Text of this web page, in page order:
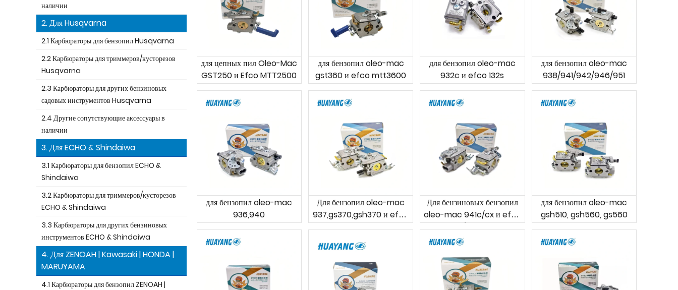
наличии
2. Для Husqvarna
2.1 Карбюраторы для бензопил Husqvarna
2.2 Карбюраторы для триммеров/кусторезов
Husqvarna
2.3 Карбюраторы для других бензиновых
садовых инструментов Husqvarna
2.4 Другие сопутствующие аксессуары в
наличии
3. Для ECHO & Shindaiwa
3.1 Карбюраторы для бензопил ECHO &
Shindaiwa
3.2 Карбюраторы для триммеров/кусторезов
ECHO & Shindaiwa
3.3 Карбюраторы для других бензиновых
инструментов ECHO & Shindaiwa
4. Для ZENOAH | Kawasaki | HONDA |
MARUYAMA
4.1 Карбюраторы для бензопил ZENOAH |
для цепных пил Oleo-Mac
GST250 и Efco MTT2500
для бензопил oleo-mac
gst360 и efco mtt3600
для бензопил oleo-mac
932c и efco 132s
для бензопил oleo-mac
938/941/942/946/951
для бензопил oleo-mac
936,940
Для бензопил oleo-mac
937,gs370,gsh370 и efco
137,mt3700
Для бензиновых бензопил
oleo-mac 941c/cx и efco
141s/sp и т. д.
для бензопил oleo-mac
gsh510, gsh560, gs560